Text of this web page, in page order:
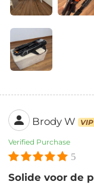
Brody W
Verified Purchase
5
Solide voor de